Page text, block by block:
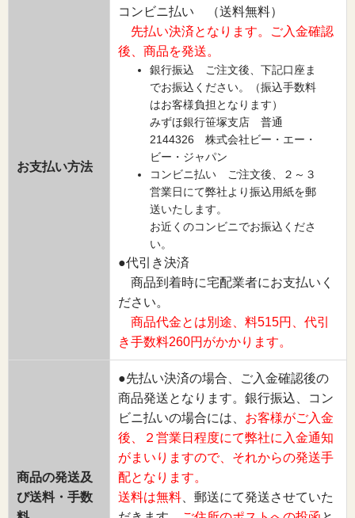
お支払い方法
コンビニ払い （送料無料）
先払い決済となります。ご入金確認
後、商品を発送。
銀行振込 ご注文後、下記口座ま
でお振込ください。（振込手数料
はお客様負担となります）
みずほ銀行笹塚支店 普通
2144326 株式会社ビー・エー・
ビー・ジャパン
コンビニ払い ご注文後、２～３
営業日にて弊社より振込用紙を郵
送いたします。
お近くのコンビニでお振込くださ
い。
●代引き決済
商品到着時に宅配業者にお支払いく
ださい。
商品代金とは別途、料515円、代引
き手数料260円がかかります。
商品の発送及
び送料・手数
●先払い決済の場合、ご入金確認後の
商品発送となります。銀行振込、コン
ビニ払いの場合には、 お客様がご入金
後、２営業日程度にて弊社に入金通知
がまいりますので、それからの発送手
配となります。
送料は無料 、郵送にて発送させていた